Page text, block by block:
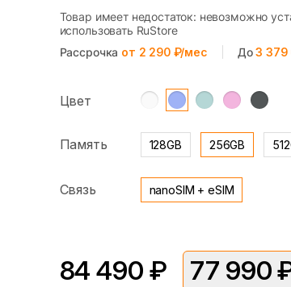
Товар имеет недостаток: невозможно
использовать RuStore
Рассрочка от 2 290 ₽/мес До3 379
Цвет
Память 128GB 256GB
Связь nanoSIM + eSIM
84 490 ₽ 77 990